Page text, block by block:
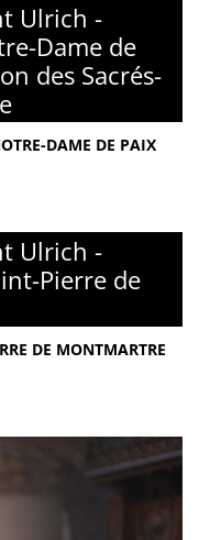
Ulrich -
Dame de
des Sacrés-
DAME DE PAIX
Ulrich -
Pierre de
DE MONTMARTRE